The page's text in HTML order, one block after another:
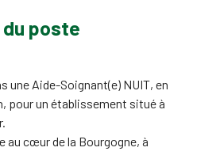
poste
une Aide-Soignant(e) NUIT, en
pour un établissement situé à
au cœur de la Bourgogne, à